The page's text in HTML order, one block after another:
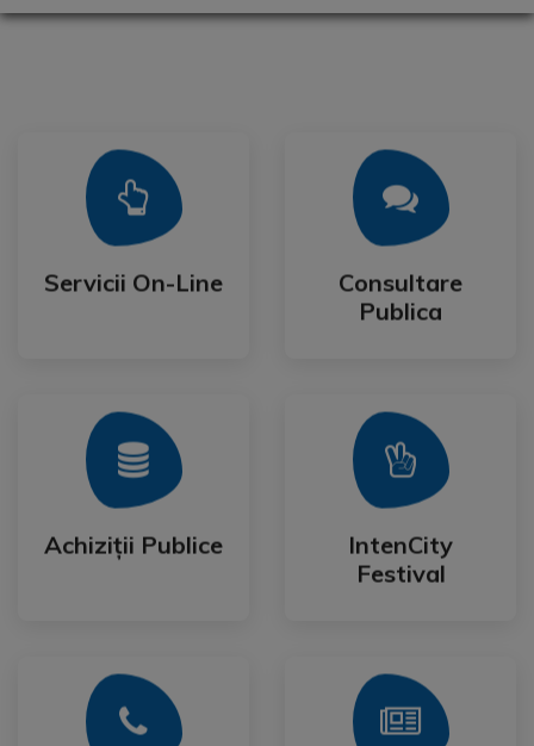
Servicii On-Line
Servicii On-Line
Mai Mult
Consultare
Publica
Consultare
Publica
Mai Mult
Achiziții Publice
Achiziții Publice
Mai Mult
IntenCity
Festival
IntenCity
Festival
Mai Mult
Mai Mult Mai Mult